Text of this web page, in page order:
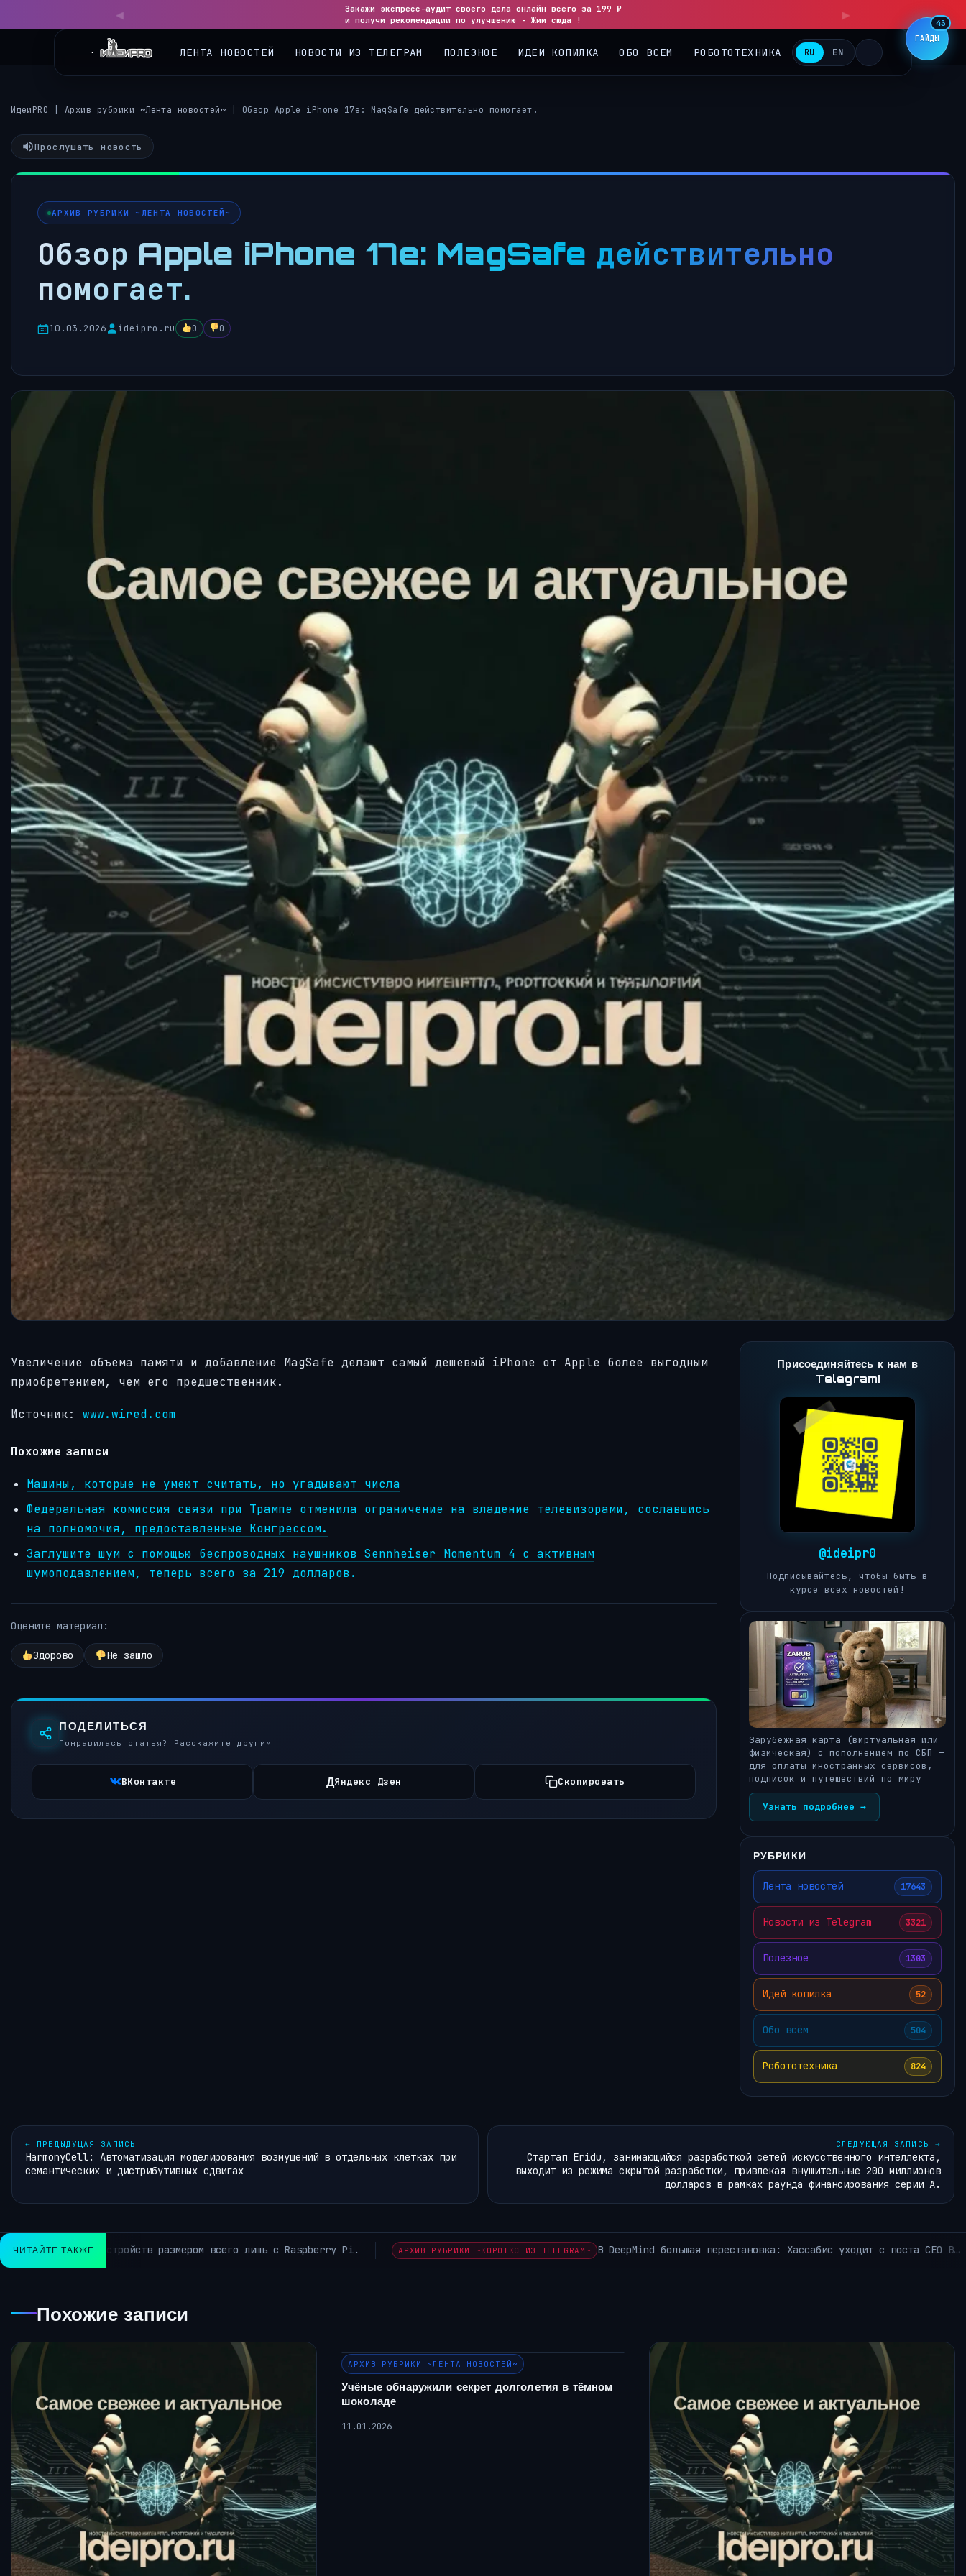
◀
Закажи экспресс-аудит своего дела онлайн всего за 199 ₽
и получи рекомендации по улучшению - Жми сюда !
▶
RU EN
ИдеиPRO Архив рубрики ~Лента новостей~ Обзор Apple iPhone 17e: MagSafe действительно помогает.
Прослушать новость
АРХИВ РУБРИКИ ~ЛЕНТА НОВОСТЕЙ~
Обзор Apple iPhone 17e: MagSafe действительно
помогает.
10.03.2026 ideipro.ru 0 0
Увеличение объема памяти и добавление MagSafe делают самый дешевый iPhone от Apple более выгодным
приобретением, чем его предшественник.
Источник: www.wired.com
Похожие записи
Машины, которые не умеют считать, но угадывают числа
Федеральная комиссия связи при Трампе отменила ограничение на владение телевизорами, сославшись
на полномочия, предоставленные Конгрессом.
Заглушите шум с помощью беспроводных наушников Sennheiser Momentum 4 с активным
шумоподавлением, теперь всего за 219 долларов.
Оцените материал:
Здорово Не зашло
ПОДЕЛИТЬСЯ
Понравилась статья? Расскажите другим
ВКонтакте ДЯндекс Дзен Скопировать
Присоединяйтесь к нам в
Telegram!
@ideipr0
Подписывайтесь, чтобы быть в
курсе всех новостей!
Зарубежная карта (виртуальная или
физическая) с пополнением по СБП —
для оплаты иностранных сервисов,
подписок и путешествий по миру
Узнать подробнее →
РУБРИКИ
Лента новостей 17643
Новости из Telegram 3321
Полезное 1303
Идей копилка 52
Обо всём 504
Робототехника 824
← ПРЕДЫДУЩАЯ ЗАПИСЬ
HarmonyCell: Автоматизация моделирования возмущений в отдельных клетках при
семантических и дистрибутивных сдвигах
СЛЕДУЮЩАЯ ЗАПИСЬ →
Стартап Eridu, занимающийся разработкой сетей искусственного интеллекта,
выходит из режима скрытой разработки, привлекая внушительные 200 миллионов
долларов в рамках раунда финансирования серии А.
ЧИТАЙТЕ ТАКЖЕ
АРХИВ РУБРИКИ ~КОРОТКО ИЗ TELEGRAM~ В DeepMind большая перестановка: Хассабис уходит с поста CEO В… АРХИВ РУБРИКИ ~КОРОТКО ИЗ TELEGRAM~ NVIDIA открыла самую
Похожие записи
АРХИВ РУБРИКИ ~ЛЕНТА НОВОСТЕЙ~
Учёные обнаружили секрет долголетия в тёмном
шоколаде
11.01.2026
ГАЙДЫ
43